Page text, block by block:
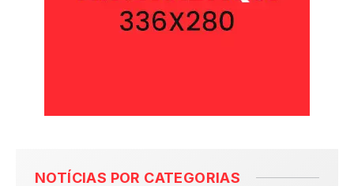
NOTÍCIAS POR CATEGORIAS